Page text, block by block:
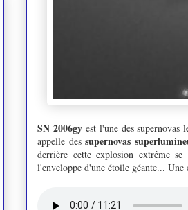
SN 2006gyest l'une des supernovas
appelle dessupernovas
derrière cette explosion extrême
l'enveloppe d'une étoile géante... Une